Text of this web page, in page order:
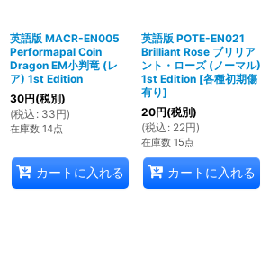
英語版 MACR-EN005
Performapal Coin
Dragon EM小判竜 (レ
ア) 1st Edition
30円(税別)
(税込 : 33円)
在庫数 14点
カートに入れる
英語版 POTE-EN021
Brilliant Rose ブリリア
ント・ローズ (ノーマル)
1st Edition [各種初期傷
有り]
20円(税別)
(税込 : 22円)
在庫数 15点
カートに入れる